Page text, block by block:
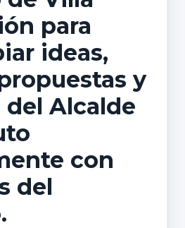
para
ideas,
y
Alcalde
con
del